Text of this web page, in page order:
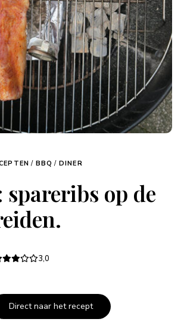
/ BBQ / DINER
spareribs op de
3,0
Direct naar het recept